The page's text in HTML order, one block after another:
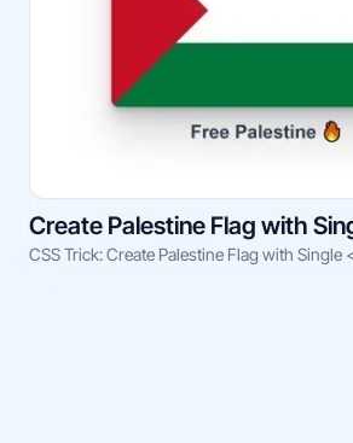
Create Palestine Flag with
CSS Trick: Create Palestine Flag with Single